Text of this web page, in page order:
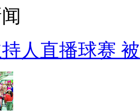
人直播球赛